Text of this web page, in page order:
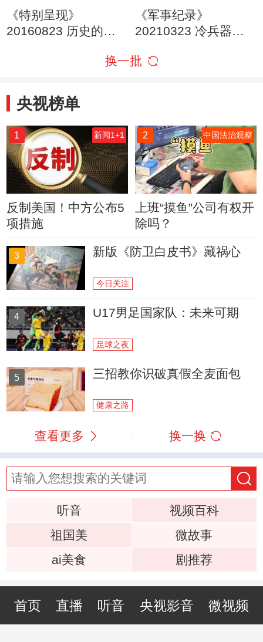
《特别呈现》
20160823 历史的拐
《军事纪录》
20210323 冷兵器时
换一批
央视榜单
1 新闻1+1
反制美国！中方公布5
项措施
2 中国法治观察
上班“摸鱼”公司有权开
除吗？
3 新版《防卫白皮书》藏祸心
今日关注
4 U17男足国家队：未来可期
足球之夜
5 三招教你识破真假全麦面包
健康之路
查看更多 换一换
听音
视频百科
祖国美
微故事
ai美食
剧推荐
首页 直播 听音 央视影音 微视频